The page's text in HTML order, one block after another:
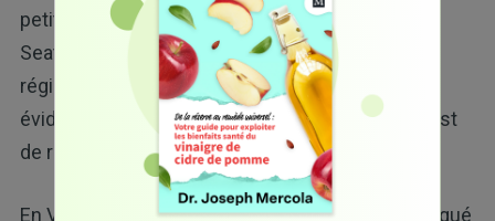
petite entreprise de recyclage des eaux usées à
Seattle et a aidé d'autres agriculteurs dans sa
région. Il a déclaré à Modern Farmer : « C'est une
évidence pour les agriculteurs. Le plus difficile est
de répondre à la demande. »
En Virginie, des agriculteurs ont également appliqué